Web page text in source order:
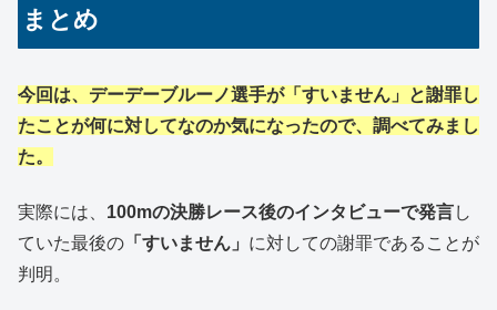
まとめ
今回は、デーデーブルーノ選手が「すいません」と謝罪し
たことが何に対してなのか気になったので、調べてみまし
た。
実際には、 100mの決勝レース後のインタビューで発言し
ていた最後の 「すいません」 に対しての謝罪であることが
判明。